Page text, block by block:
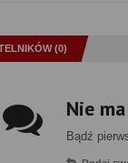
(0)
Nie
Bądź